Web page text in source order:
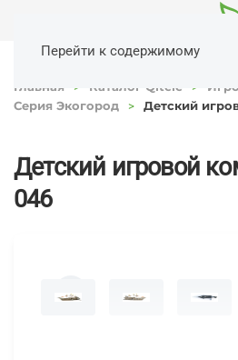
Перейти к содержимому
Главная Каталог Qitele
Серия Экогород
Детский
Детский игровой
046